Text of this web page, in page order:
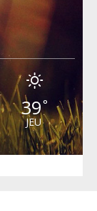
39°
JEU